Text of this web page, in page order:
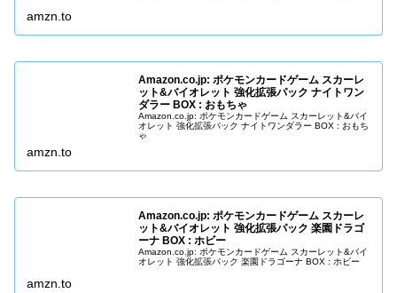
amzn.to
Amazon.co.jp: ポケモンカードゲーム スカーレ
ット&バイオレット 強化拡張パック ナイトワン
ダラー BOX : おもちゃ
Amazon.co.jp: ポケモンカードゲーム スカーレット&バイ
オレット 強化拡張パック ナイトワンダラー BOX : おもち
ゃ
amzn.to
Amazon.co.jp: ポケモンカードゲーム スカーレ
ット&バイオレット 強化拡張パック 楽園ドラゴ
ーナ BOX : ホビー
Amazon.co.jp: ポケモンカードゲーム スカーレット&バイ
オレット 強化拡張パック 楽園ドラゴーナ BOX : ホビー
amzn.to